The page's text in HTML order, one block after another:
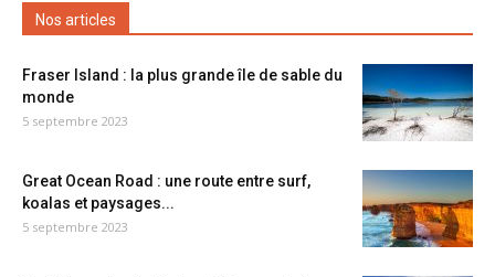
Nos articles
Fraser Island : la plus grande île de sable du
monde
5 septembre 2023
Great Ocean Road : une route entre surf,
koalas et paysages...
5 septembre 2023